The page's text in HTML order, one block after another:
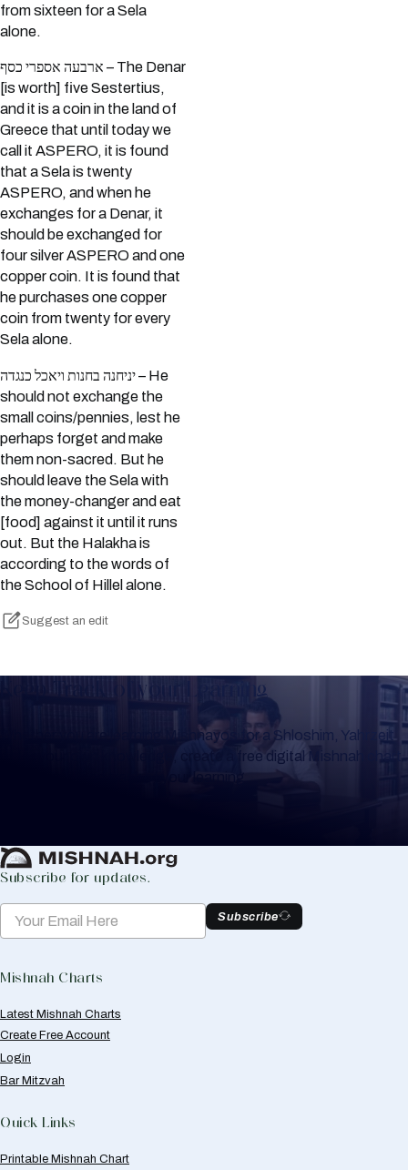
from sixteen for a Sela
alone.
ארבעה אספרי כסף – The Denar
[is worth] five Sestertius,
and it is a coin in the land of
Greece that until today we
call it ASPERO, it is found
that a Sela is twenty
ASPERO, and when he
exchanges for a Denar, it
should be exchanged for
four silver ASPERO and one
copper coin. It is found that
he purchases one copper
coin from twenty for every
Sela alone.
יניחנה בחנות ויאכל כנגדה – He
should not exchange the
small coins/pennies, lest he
perhaps forget and make
them non-sacred. But he
should leave the Sela with
the money-changer and eat
[food] against it until it runs
out. But the Halakha is
according to the words of
the School of Hillel alone.
Suggest an edit
Keep Track of your Learning
Whether you are learning Mishnayos for a Shloshim, Yahrzeit
or for your own knowledge, create a free digital Mishnah chart
to help you keep track of your learning.
Subscribe for updates.
Subscribe
Mishnah Charts
Latest Mishnah Charts
Create Free Account
Login
Bar Mitzvah
Quick Links
Printable Mishnah Chart